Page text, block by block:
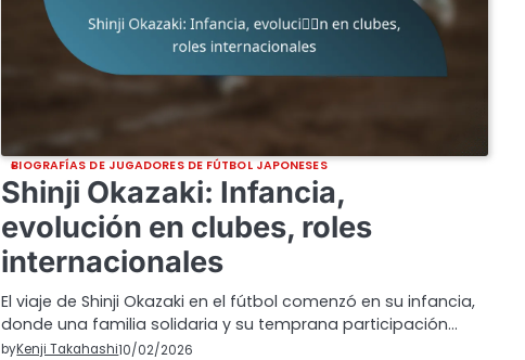
BIOGRAFÍAS DE JUGADORES DE FÚTBOL JAPONESES
Shinji Okazaki: Infancia,
evolución en clubes, roles
internacionales
El viaje de Shinji Okazaki en el fútbol comenzó en su infancia,
donde una familia solidaria y su temprana participación…
byKenji Takahashi10/02/2026